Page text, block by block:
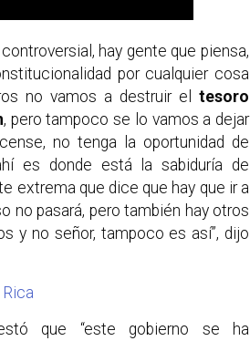
hay gente que piensa,
por cualquier cosa
no vamos a destruir el tesoro
, pero tampoco se lo vamos a dejar
no tenga la oportunidad de
es donde está la sabiduría de
extrema que dice que hay que ir a
no pasará, pero también hay otros
y no señor, tampoco es así”, dijo
que “este gobierno se ha